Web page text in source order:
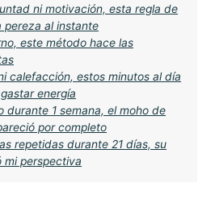
ni motivación, esta regla de
pereza al instante
este método hace las
calefacción, estos minutos al día
energía
durante 1 semana, el moho de
por completo
repetidas durante 21 días, su
mi perspectiva